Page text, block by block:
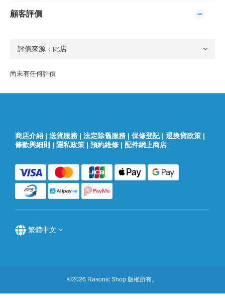
顧客評價
尚未有任何評價
商店介紹 | 送貨服務 | 法定除舊服務 | 保修登記| 退換貨政策 |
條款與細則 | 隱私政策 | 預約維修 | 配件網上商店
繁體中文
©2026 Rasonic Shop 版權所有。